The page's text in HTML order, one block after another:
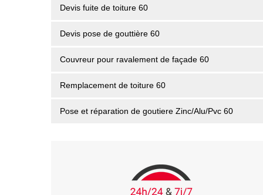
Devis fuite de toiture 60
Devis pose de gouttière 60
Couvreur pour ravalement de façade 60
Remplacement de toiture 60
Pose et réparation de goutiere Zinc/Alu/Pvc 60